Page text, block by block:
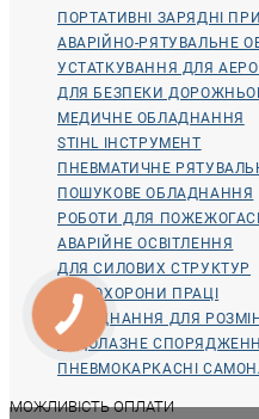
ПОРТАТИВНІ ЗАРЯДНІ
АВАРІЙНО-РЯТУВАЛЬНЕ
УСТАТКУВАННЯ ДЛЯ
ДЛЯ БЕЗПЕКИ
МЕДИЧНЕ ОБЛАДНАННЯ
STIHL ІНСТРУМЕНТ
ПНЕВМАТИЧНЕ
ПОШУКОВЕ ОБЛАДНАННЯ
РОБОТИ ДЛЯ
АВАРІЙНЕ ОСВІТЛЕННЯ
ДЛЯ СИЛОВИХ СТРУКТУР
ДЛЯ ОХОРОНИ ПРАЦІ
ОБЛАДНАННЯ ДЛЯ
ВОДОЛАЗНЕ
ПНЕВМОКАРКАСНІ
МОЖЛИВІСТЬ ОПЛАТИ